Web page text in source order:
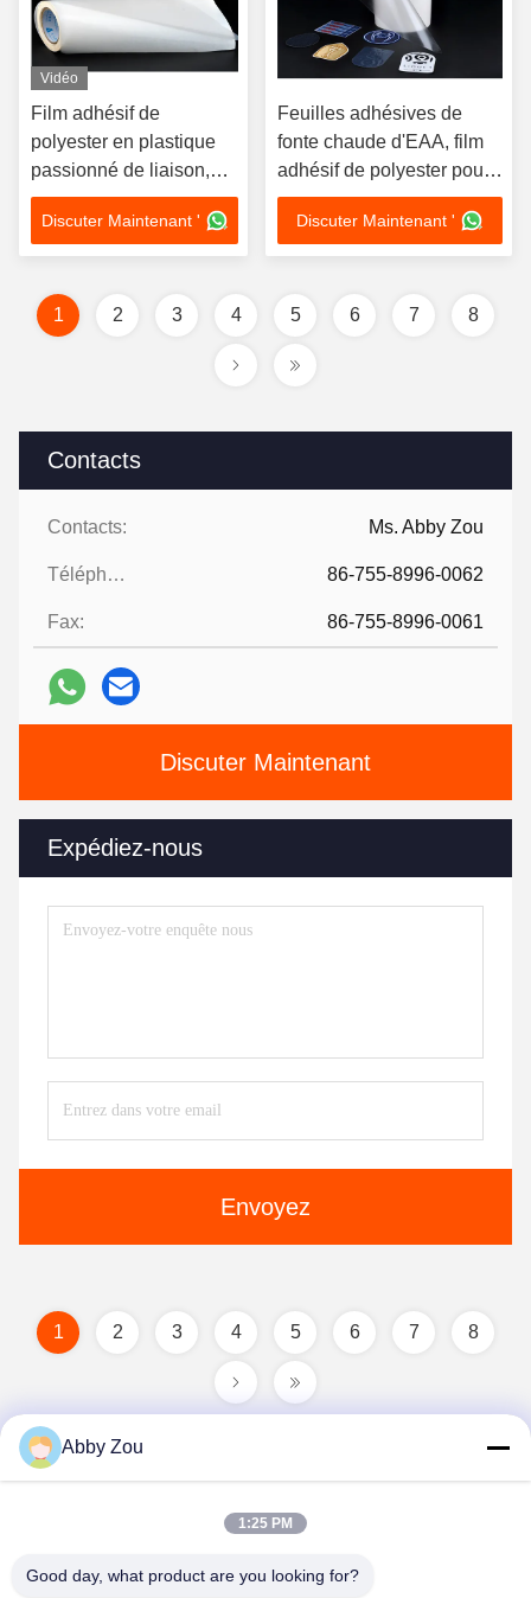
Contacts
Contacts: Ms. Abby Zou
Téléphone: 86-755-8996-0062
Fax: 86-755-8996-0061
Discuter Maintenant
Expédiez-nous
Envoyez
Vidéo
Film adhésif de
polyester en plastique
passionné de liaison,
film adhésif de fonte
chaude transparente
Discuter Maintenant '
Feuilles adhésives de
fonte chaude d'EAA, film
adhésif de polyester pour
la feuille en aluminium
Discuter Maintenant '
1 2 3 4 5 6 7 8
1 2 3 4 5 6 7 8
Abby Zou
1:25 PM
Good day, what product are you looking for?